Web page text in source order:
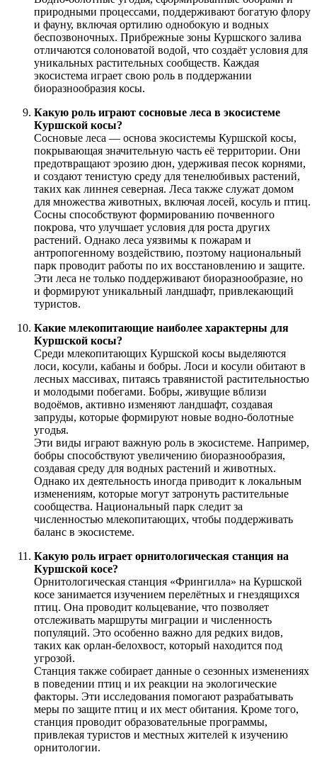
природными процессами, поддерживают богатую флору
и фауну, включая ортилию однобокую и водных
беспозвоночных. Прибрежные зоны Куршского залива
отличаются солоноватой водой, что создаёт условия для
уникальных растительных сообществ. Каждая
экосистема играет свою роль в поддержании
биоразнообразия косы.
Какую роль играют сосновые леса в экосистеме
Куршской косы?
Сосновые леса — основа экосистемы Куршской косы,
покрывающая значительную часть её территории. Они
предотвращают эрозию дюн, удерживая песок корнями,
и создают тенистую среду для тенелюбивых растений,
таких как линнея северная. Леса также служат домом
для множества животных, включая лосей, косуль и птиц.
Сосны способствуют формированию почвенного
покрова, что улучшает условия для роста других
растений. Однако леса уязвимы к пожарам и
антропогенному воздействию, поэтому национальный
парк проводит работы по их восстановлению и защите.
Эти леса не только поддерживают биоразнообразие, но
и формируют уникальный ландшафт, привлекающий
туристов.
Какие млекопитающие наиболее характерны для
Куршской косы?
Среди млекопитающих Куршской косы выделяются
лоси, косули, кабаны и бобры. Лоси и косули обитают в
лесных массивах, питаясь травянистой растительностью
и молодыми побегами. Бобры, живущие вблизи
водоёмов, активно изменяют ландшафт, создавая
запруды, которые формируют новые водно-болотные
угодья.
Эти виды играют важную роль в экосистеме. Например,
бобры способствуют увеличению биоразнообразия,
создавая среду для водных растений и животных.
Однако их деятельность иногда приводит к локальным
изменениям, которые могут затронуть растительные
сообщества. Национальный парк следит за
численностью млекопитающих, чтобы поддерживать
баланс в экосистеме.
Какую роль играет орнитологическая станция на
Куршской косе?
Орнитологическая станция «Фрингилла» на Куршской
косе занимается изучением перелётных и гнездящихся
птиц. Она проводит кольцевание, что позволяет
отслеживать маршруты миграции и численность
популяций. Это особенно важно для редких видов,
таких как орлан-белохвост, который находится под
угрозой.
Станция также собирает данные о сезонных изменениях
в поведении птиц и их реакции на экологические
факторы. Эти исследования помогают разрабатывать
меры по защите птиц и их мест обитания. Кроме того,
станция проводит образовательные программы,
привлекая туристов и местных жителей к изучению
орнитологии.